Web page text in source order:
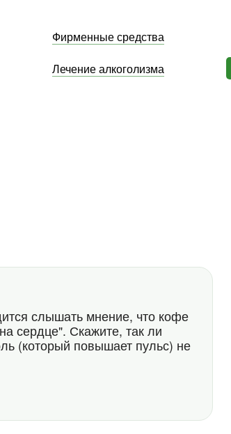
Фирменные средства
Лечение алкоголизма
слышать мнение, что кофе
сердце". Скажите, так ли
(который повышает пульс) не